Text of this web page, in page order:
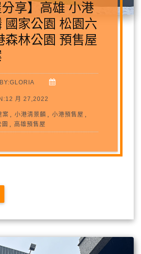
分享】高雄 小港
國家公園 松園六
森林公園 預售屋
月 27,2022
案 ,小港清景麟 ,小港預售屋 ,
,高雄預售屋